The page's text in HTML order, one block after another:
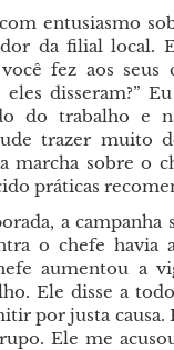
entusiasmo
da filial local.
fez aos
disseram?”
do trabalho e
trazer muito
marcha sobre o
práticas
a campanha
o chefe havia
aumentou a
Ele disse a
por justa causa.
Ele me